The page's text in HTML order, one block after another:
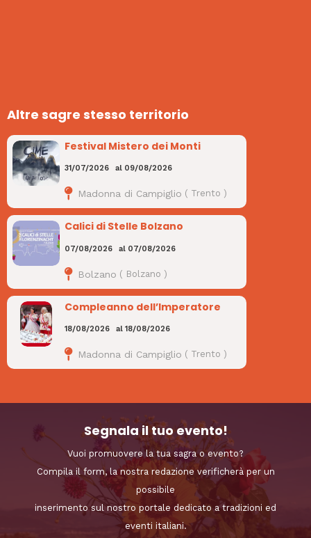
Altre sagre stesso territorio
Festival Mistero dei Monti
31/07/2026 al 09/08/2026
Madonna di Campiglio ( Trento )
Calici di Stelle Bolzano
07/08/2026 al 07/08/2026
Bolzano ( Bolzano )
Compleanno dell’Imperatore
18/08/2026 al 18/08/2026
Madonna di Campiglio ( Trento )
Segnala il tuo evento!
Vuoi promuovere la tua sagra o evento?
Compila il form, la nostra redazione verificherà per un
possibile
inserimento sul nostro portale dedicato a tradizioni ed
eventi italiani.